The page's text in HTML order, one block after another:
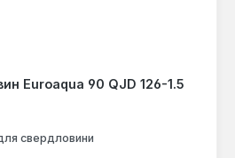
Euroaqua 90 QJD 126-1.5
свердловини